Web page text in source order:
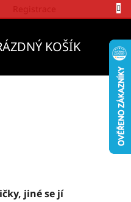
KOŠÍK
jiné se jí